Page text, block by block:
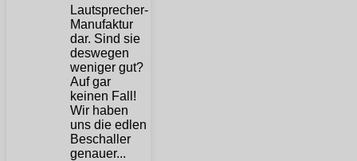
Lautsprecher-
Manufaktur
dar. Sind sie
deswegen
weniger gut?
Auf gar
keinen Fall!
Wir haben
uns die edlen
Beschaller
genauer...